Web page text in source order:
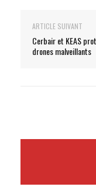
ARTICLE SUIVANT
Cerbair et KEAS
drones malveillants